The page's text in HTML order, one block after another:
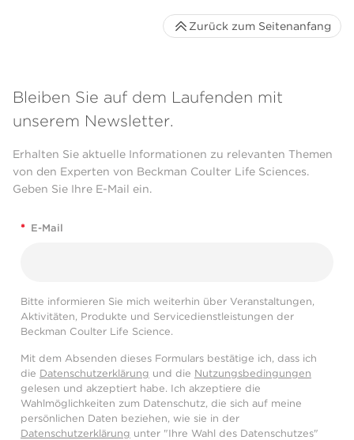
Bleiben Sie auf dem Laufenden mit
unserem Newsletter.
Erhalten Sie aktuelle Informationen zu relevanten Themen
von den Experten von Beckman Coulter Life Sciences.
Geben Sie Ihre E-Mail ein.
* E-Mail
Bitte informieren Sie mich weiterhin über Veranstaltungen,
Aktivitäten, Produkte und Servicedienstleistungen der
Beckman Coulter Life Science.
Mit dem Absenden dieses Formulars bestätige ich, dass ich
die Datenschutzerklärung und die Nutzungsbedingungen
gelesen und akzeptiert habe. Ich akzeptiere die
Wahlmöglichkeiten zum Datenschutz, die sich auf meine
persönlichen Daten beziehen, wie sie in der
Datenschutzerklärung unter "Ihre Wahl des Datenschutzes"
Zurück zum Seitenanfang